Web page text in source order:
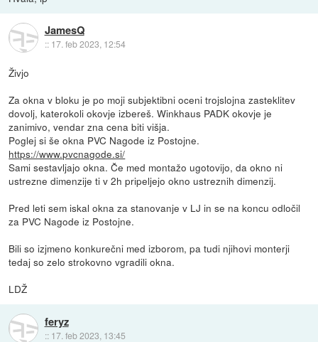
JamesQ
:: 17. feb 2023, 12:54
Živjo
Za okna v bloku je po moji subjektibni oceni trojslojna zasteklitev
dovolj, katerokoli okovje izbereš. Winkhaus PADK okovje je
zanimivo, vendar zna cena biti višja.
Poglej si še okna PVC Nagode iz Postojne.
https://www.pvcnagode.si/
Sami sestavljajo okna. Če med montažo ugotovijo, da okno ni
ustrezne dimenzije ti v 2h pripeljejo okno ustreznih dimenzij.
Pred leti sem iskal okna za stanovanje v LJ in se na koncu odločil
za PVC Nagode iz Postojne.
Bili so izjmeno konkurečni med izborom, pa tudi njihovi monterji
tedaj so zelo strokovno vgradili okna.
LDŽ
feryz
:: 17. feb 2023, 13:45